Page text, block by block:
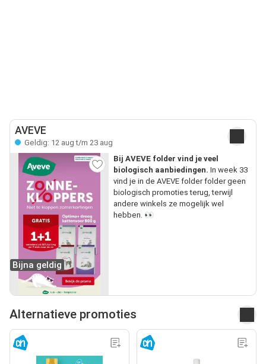
AVEVE
Geldig: 12 aug t/m 23 aug
Bijna geldig
Bij AVEVE folder vind je veel
biologisch aanbiedingen. In week 33
vind je in de AVEVE folder folder geen
biologisch promoties terug, terwijl
andere winkels ze mogelijk wel
hebben. 👀
Alternatieve promoties